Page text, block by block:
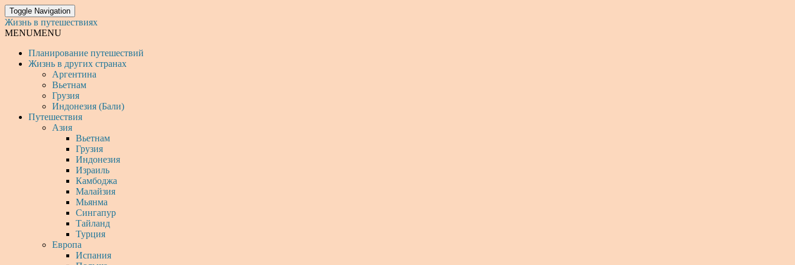
Toggle Navigation
Жизнь в путешествиях
MENUMENU
Планирование путешествий
Жизнь в других странах
Аргентина
Вьетнам
Грузия
Индонезия (Бали)
Путешествия
Азия
Вьетнам
Грузия
Индонезия
Израиль
Камбоджа
Малайзия
Мьянма
Сингапур
Тайланд
Турция
Европа
Испания